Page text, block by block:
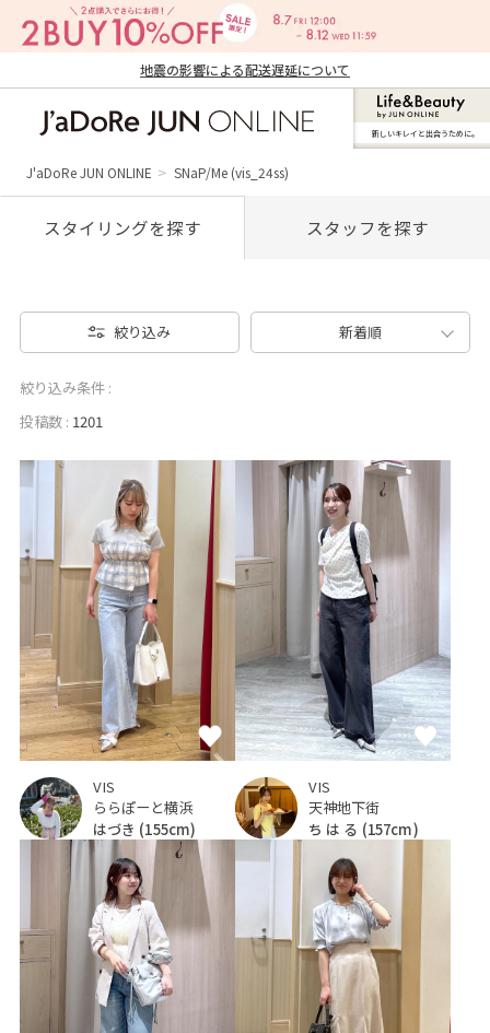
地震の影響による配送遅延について
ン オンライン）
新しいキレイと出合うために。
J'aDoRe JUN ONLINE SNaP/Me (vis_24ss)
スタイリングを探す スタッフを探す
絞り込み 新着順
絞り込み条件 :
投稿数 : 1201
VIS
ららぽーと横浜
はづき (155cm)
VIS
天神地下街
ち は る (157cm)